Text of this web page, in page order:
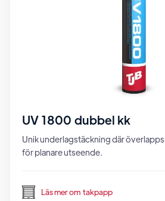
UV 1800 dubbel kk
Unik underlagstäckning där
för planare utseende.
Läs mer om takpapp